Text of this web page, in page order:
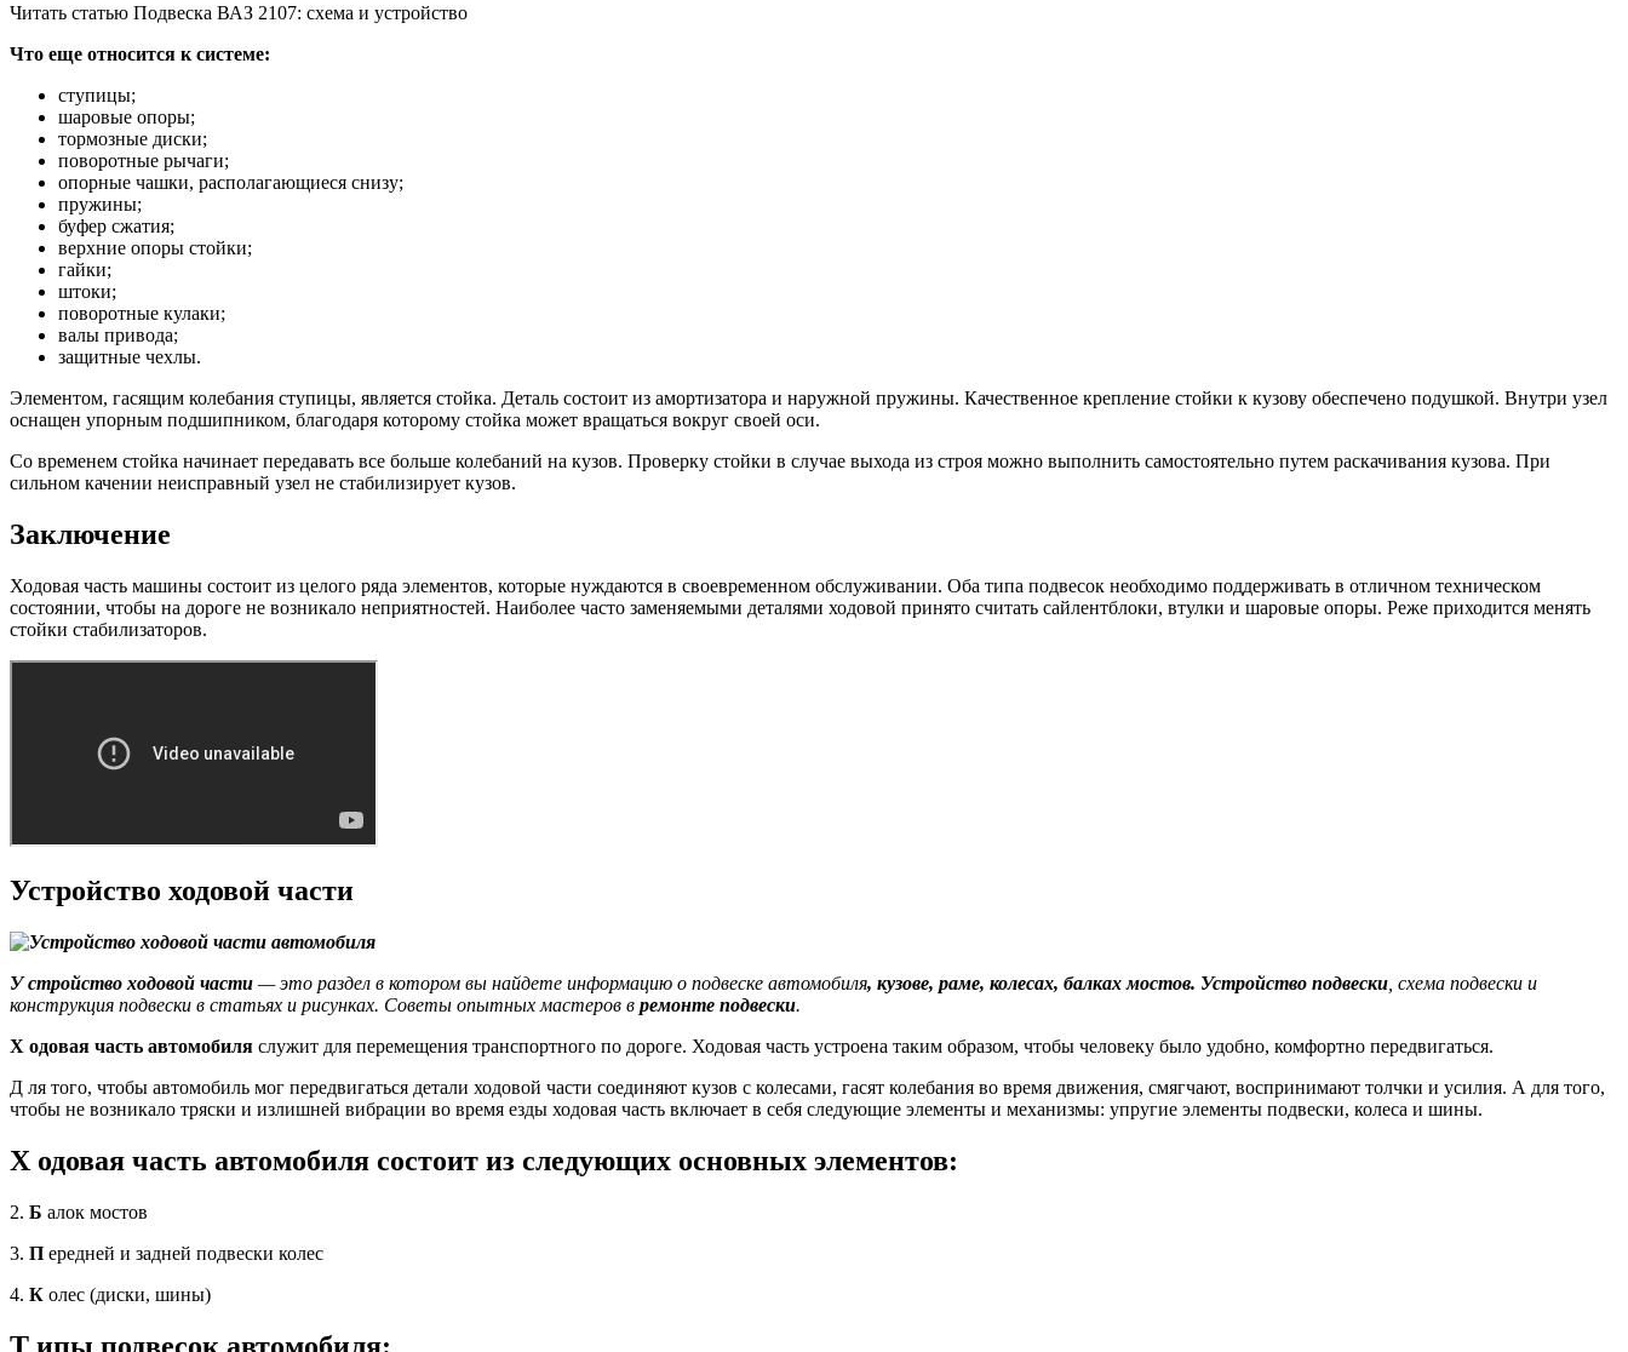
Читать статью Подвеска ВАЗ 2107: схема и устройство
Что еще относится к системе:
ступицы;
шаровые опоры;
тормозные диски;
поворотные рычаги;
опорные чашки, располагающиеся снизу;
пружины;
буфер сжатия;
верхние опоры стойки;
гайки;
штоки;
поворотные кулаки;
валы привода;
защитные чехлы.
Элементом, гасящим колебания ступицы, является стойка. Деталь состоит из амортизатора и наружной пружины. Качественное крепление стойки к кузову обеспечено подушкой. Внутри узел
оснащен упорным подшипником, благодаря которому стойка может вращаться вокруг своей оси.
Со временем стойка начинает передавать все больше колебаний на кузов. Проверку стойки в случае выхода из строя можно выполнить самостоятельно путем раскачивания кузова. При
сильном качении неисправный узел не стабилизирует кузов.
Заключение
Ходовая часть машины состоит из целого ряда элементов, которые нуждаются в своевременном обслуживании. Оба типа подвесок необходимо поддерживать в отличном техническом
состоянии, чтобы на дороге не возникало неприятностей. Наиболее часто заменяемыми деталями ходовой принято считать сайлентблоки, втулки и шаровые опоры. Реже приходится менять
стойки стабилизаторов.
Устройство ходовой части
У стройство ходовой части — это раздел в котором вы найдете информацию о подвеске автомобиля, кузове, раме, колесах, балках мостов. Устройство подвески , схема подвески и
конструкция подвески в статьях и рисунках. Советы опытных мастеров в ремонте подвески.
Х одовая часть автомобиля служит для перемещения транспортного по дороге. Ходовая часть устроена таким образом, чтобы человеку было удобно, комфортно передвигаться.
Д ля того, чтобы автомобиль мог передвигаться детали ходовой части соединяют кузов с колесами, гасят колебания во время движения, смягчают, воспринимают толчки и усилия. А для того,
чтобы не возникало тряски и излишней вибрации во время езды ходовая часть включает в себя следующие элементы и механизмы: упругие элементы подвески, колеса и шины.
Х одовая часть автомобиля состоит из следующих основных элементов:
2. Б алок мостов
3. П ередней и задней подвески колес
4. К олес (диски, шины)